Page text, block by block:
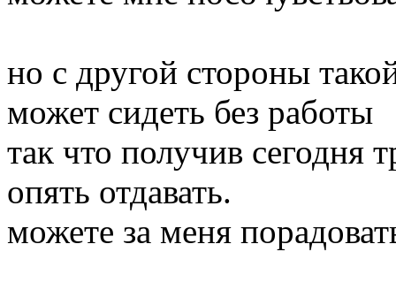
но с другой стороны
может сидеть без работы
так что получив сегодня
опять отдавать.
можете за меня